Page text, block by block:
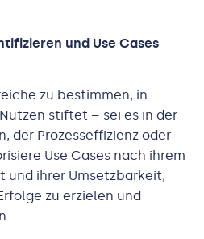
und Use Cases
zu bestimmen, in
stiftet – sei es in der
der Prozesseffizienz oder
Use Cases nach ihrem
und ihrer Umsetzbarkeit,
zu erzielen und